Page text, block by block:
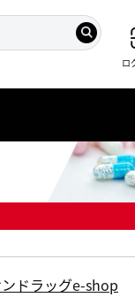
ロ
ドラッグe-shop